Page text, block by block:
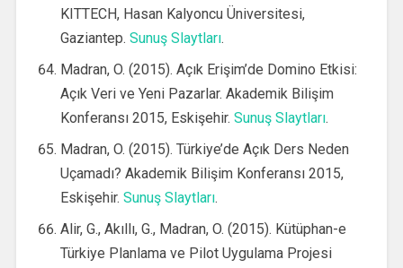
KITTECH, Hasan Kalyoncu Üniversitesi,
Gaziantep. Sunuş Slaytları.
Madran, O. (2015). Açık Erişim’de Domino Etkisi:
Açık Veri ve Yeni Pazarlar. Akademik Bilişim
Konferansı 2015, Eskişehir. Sunuş Slaytları.
Madran, O. (2015). Türkiye’de Açık Ders Neden
Uçamadı? Akademik Bilişim Konferansı 2015,
Eskişehir. Sunuş Slaytları.
Alir, G., Akıllı, G., Madran, O. (2015). Kütüphan-e
Türkiye Planlama ve Pilot Uygulama Projesi